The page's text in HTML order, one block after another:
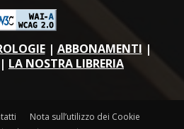
| ABBONAMENTI |
| LA NOSTRA LIBRERIA
Nota sull’utilizzo dei Cookie